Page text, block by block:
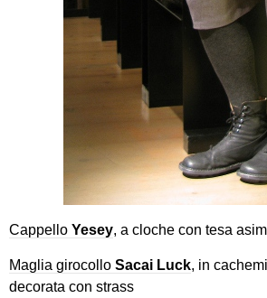
Cappello Yesey, a cloche con tesa
Maglia girocollo Sacai Luck, in
decorata con strass